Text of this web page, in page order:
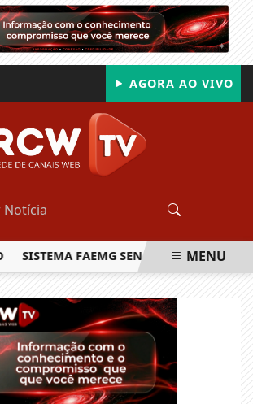
AGORA AO VIVO
FAEMG SENAR LANÇA O PRIMEIRO
MENU